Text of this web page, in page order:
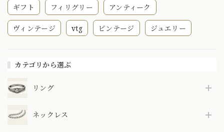
ギフト フィリグリー アンティーク
ヴィンテージ vtg ビンテージ ジュエリー
カテゴリから選ぶ
リング
ネックレス